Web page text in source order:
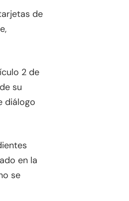
de
2 de
su
diálogo
en la
se